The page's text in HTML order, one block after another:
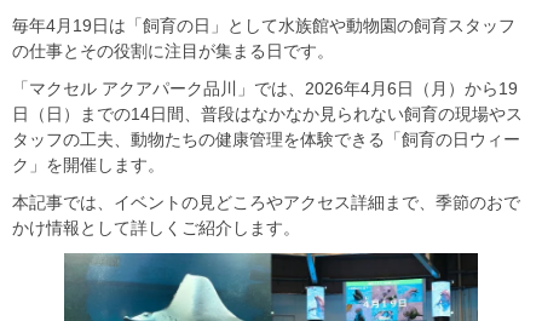
毎年4月19日は「飼育の日」として水族館や動物園の飼育スタッフ
の仕事とその役割に注目が集まる日です。
「マクセル アクアパーク品川」では、2026年4月6日（月）から19
日（日）までの14日間、普段はなかなか見られない飼育の現場やス
タッフの工夫、動物たちの健康管理を体験できる「飼育の日ウィー
ク」を開催します。
本記事では、イベントの見どころやアクセス詳細まで、季節のおで
かけ情報として詳しくご紹介します。